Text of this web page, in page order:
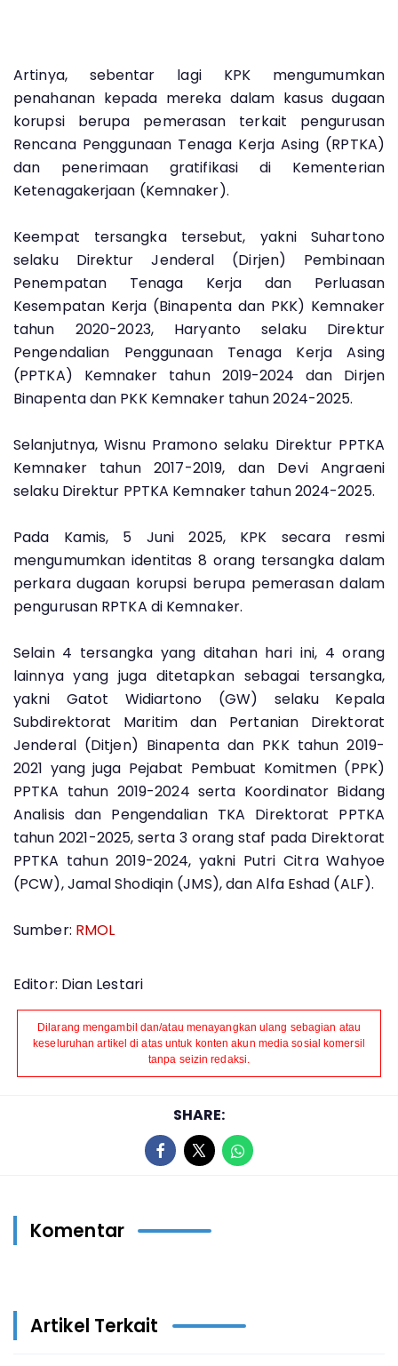
Artinya, sebentar lagi KPK mengumumkan
penahanan kepada mereka dalam kasus dugaan
korupsi berupa pemerasan terkait pengurusan
Rencana Penggunaan Tenaga Kerja Asing (RPTKA)
dan penerimaan gratifikasi di Kementerian
Ketenagakerjaan (Kemnaker).
Keempat tersangka tersebut, yakni Suhartono
selaku Direktur Jenderal (Dirjen) Pembinaan
Penempatan Tenaga Kerja dan Perluasan
Kesempatan Kerja (Binapenta dan PKK) Kemnaker
tahun 2020-2023, Haryanto selaku Direktur
Pengendalian Penggunaan Tenaga Kerja Asing
(PPTKA) Kemnaker tahun 2019-2024 dan Dirjen
Binapenta dan PKK Kemnaker tahun 2024-2025.
Selanjutnya, Wisnu Pramono selaku Direktur PPTKA
Kemnaker tahun 2017-2019, dan Devi Angraeni
selaku Direktur PPTKA Kemnaker tahun 2024-2025.
Pada Kamis, 5 Juni 2025, KPK secara resmi
mengumumkan identitas 8 orang tersangka dalam
perkara dugaan korupsi berupa pemerasan dalam
pengurusan RPTKA di Kemnaker.
Selain 4 tersangka yang ditahan hari ini, 4 orang
lainnya yang juga ditetapkan sebagai tersangka,
yakni Gatot Widiartono (GW) selaku Kepala
Subdirektorat Maritim dan Pertanian Direktorat
Jenderal (Ditjen) Binapenta dan PKK tahun 2019-
2021 yang juga Pejabat Pembuat Komitmen (PPK)
PPTKA tahun 2019-2024 serta Koordinator Bidang
Analisis dan Pengendalian TKA Direktorat PPTKA
tahun 2021-2025, serta 3 orang staf pada Direktorat
PPTKA tahun 2019-2024, yakni Putri Citra Wahyoe
(PCW), Jamal Shodiqin (JMS), dan Alfa Eshad (ALF).
Sumber: RMOL
Editor: Dian Lestari
Dilarang mengambil dan/atau menayangkan ulang sebagian atau
keseluruhan artikel di atas untuk konten akun media sosial komersil
tanpa seizin redaksi.
SHARE:
Komentar
Artikel Terkait